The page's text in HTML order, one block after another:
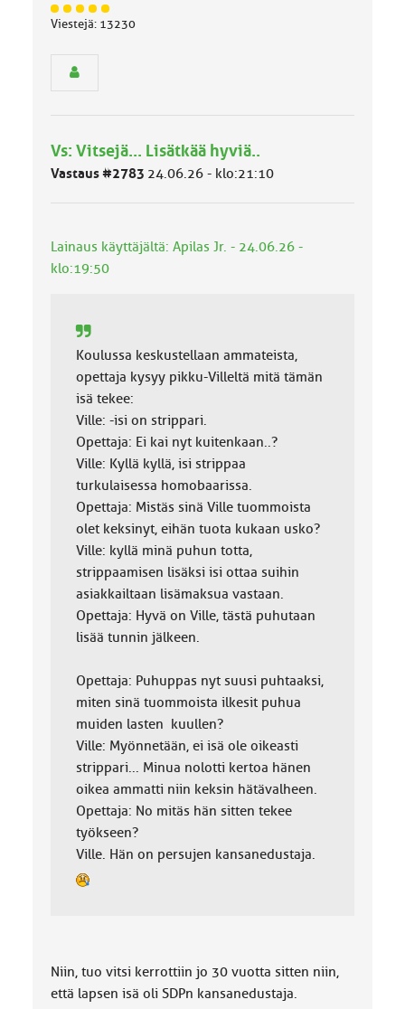
J
ä
m
ä
k
a
Viestejä: 13230
Vs: Vitsejä... Lisätkää hyviä..
Vastaus #2783 24.06.26 - klo:21:10
Lainaus käyttäjältä: Apilas Jr. - 24.06.26 -
klo:19:50
Koulussa keskustellaan ammateista,
opettaja kysyy pikku-Villeltä mitä tämän
isä tekee:
Ville: -isi on strippari.
Opettaja: Ei kai nyt kuitenkaan..?
Ville: Kyllä kyllä, isi strippaa
turkulaisessa homobaarissa.
Opettaja: Mistäs sinä Ville tuommoista
olet keksinyt, eihän tuota kukaan usko?
Ville: kyllä minä puhun totta,
strippaamisen lisäksi isi ottaa suihin
asiakkailtaan lisämaksua vastaan.
Opettaja: Hyvä on Ville, tästä puhutaan
lisää tunnin jälkeen.
Opettaja: Puhuppas nyt suusi puhtaaksi,
miten sinä tuommoista ilkesit puhua
muiden lasten kuullen?
Ville: Myönnetään, ei isä ole oikeasti
strippari... Minua nolotti kertoa hänen
oikea ammatti niin keksin hätävalheen.
Opettaja: No mitäs hän sitten tekee
työkseen?
Ville. Hän on persujen kansanedustaja.
Niin, tuo vitsi kerrottiin jo 30 vuotta sitten niin,
että lapsen isä oli SDPn kansanedustaja.